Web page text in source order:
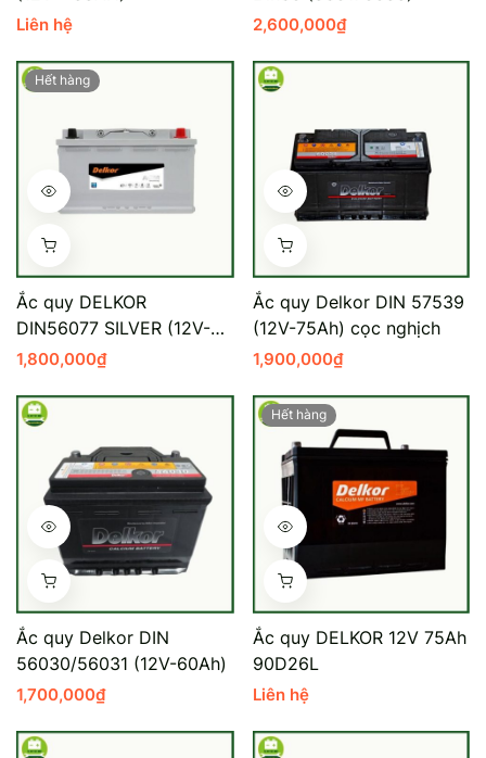
Liên hệ 2,600,000₫
Hết hàng
Ắc quy DELKOR
DIN56077 SILVER (12V-
60AH)
1,800,000₫
Ắc quy Delkor DIN 57539
(12V-75Ah) cọc nghịch
1,900,000₫
Ắc quy Delkor DIN
56030/56031 (12V-60Ah)
1,700,000₫
Hết hàng
Ắc quy DELKOR 12V 75Ah
90D26L
Liên hệ